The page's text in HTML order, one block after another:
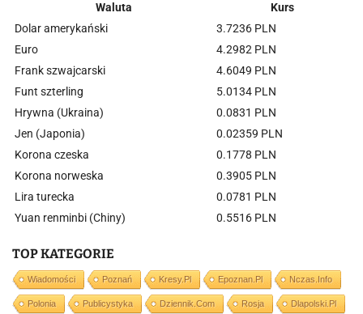
Waluta
Kurs
Dolar amerykański
3.7236 PLN
Euro
4.2982 PLN
Frank szwajcarski
4.6049 PLN
Funt szterling
5.0134 PLN
Hrywna (Ukraina)
0.0831 PLN
Jen (Japonia)
0.02359 PLN
Korona czeska
0.1778 PLN
Korona norweska
0.3905 PLN
Lira turecka
0.0781 PLN
Yuan renminbi (Chiny)
0.5516 PLN
TOP KATEGORIE
Wiadomości Poznań Kresy.pl Epoznan.pl Nczas.info
Polonia Publicystyka Dziennik.com Rosja Dlapolski.pl